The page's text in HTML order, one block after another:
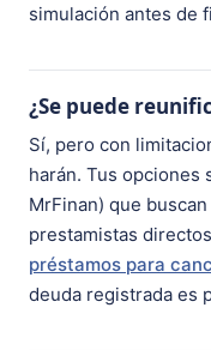
simulación antes de
¿Se puede
Sí, pero con
harán. Tus opciones
MrFinan) que
prestamistas
préstamos para
deuda registrada es